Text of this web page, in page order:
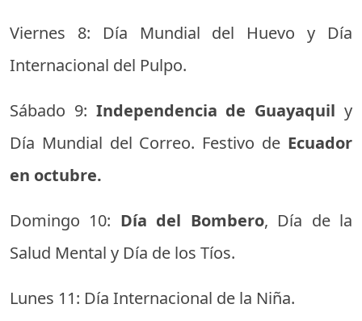
Viernes 8: Día Mundial del Huevo y Día
Internacional del Pulpo.
Sábado 9: Independencia de Guayaquily
Día Mundial del Correo. Festivo de Ecuador
en octubre.
Domingo 10: Día del Bombero, Día de la
Salud Mental y Día de los Tíos.
Lunes 11: Día Internacional de la Niña.